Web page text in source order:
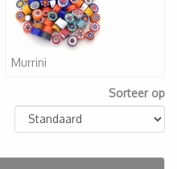
Murrini
Sorteer op